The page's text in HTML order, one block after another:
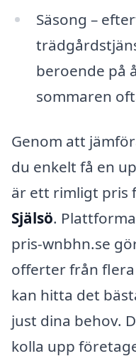
Säsong –
beroende på
sommaren
Genom att
du enkelt få en
är ett rimligt pris
Själsö.
pris-wnbhn.se
offerter från
kan hitta det
just dina behov.
kolla upp